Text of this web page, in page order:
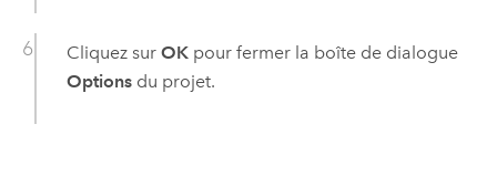
Cliquez sur OKpour fermer la boîte de dialogue
Optionsdu projet.